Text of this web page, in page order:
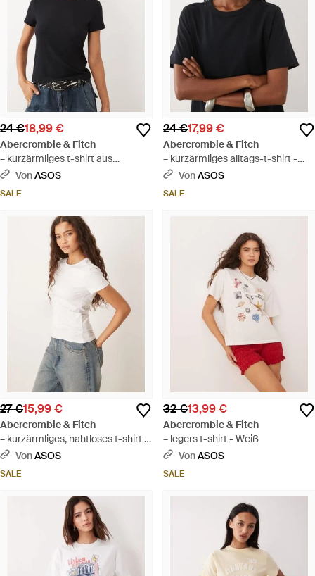
24 €18,99 €
Abercrombie & Fitch
– kurzärmliges t-shirt aus
pointelle - Schwarz
VonASOS
SALE
24 €17,99 €
Abercrombie & Fitch
– kurzärmliges alltags-t-shirt -
Schwarz
VonASOS
SALE
27 €15,99 €
Abercrombie & Fitch
– kurzärmliges, nahtloses t-shirt -
WeißVonASOS
SALE
32 €13,99 €
Abercrombie & Fitch
– legers t-shirt - Weiß
VonASOS
SALE